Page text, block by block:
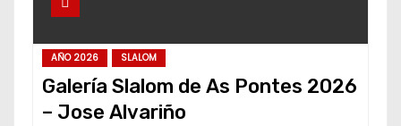
AÑO 2026 SLALOM
Galería Slalom de As Pontes 2026
– Jose Alvariño